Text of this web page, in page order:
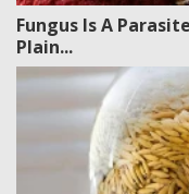
Fungus Is A
Plain...